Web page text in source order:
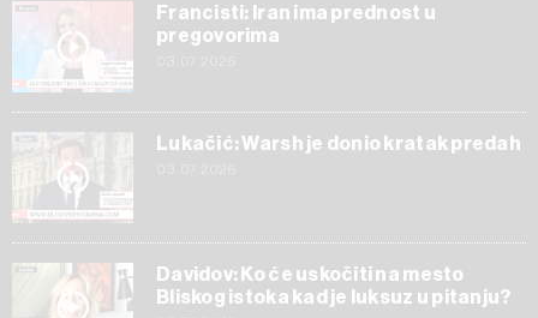
Francisti: Iran ima prednost u
pregovorima
Lukačić: Warsh je donio kratak predah
Davidov: Ko će uskočiti na mesto
Bliskog istoka kad je luksuz u pitanju?